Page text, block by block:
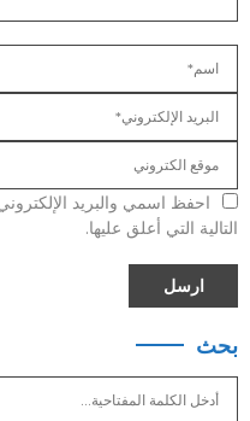
احفظ اسمي والبريد
التالية التي أعلق عليها.
بحث